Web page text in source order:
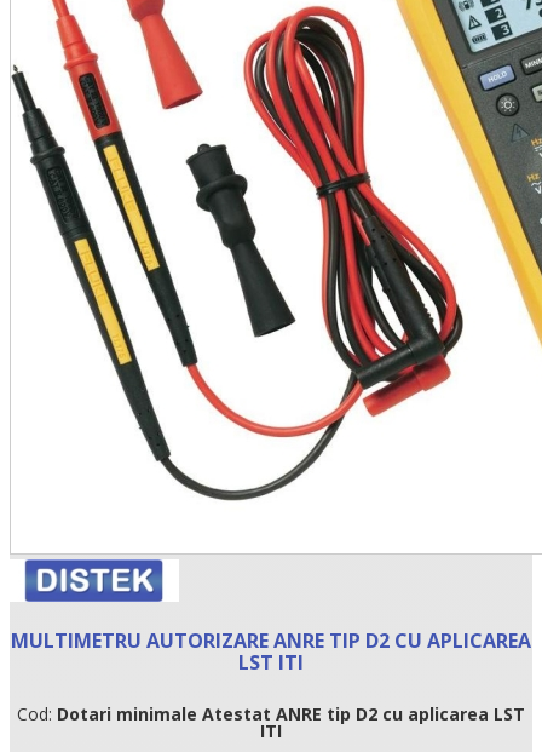
•
•
•
MULTIMETRU AUTORIZARE ANRE TIP D2 CU APLICAREA
LST ITI
Cod: Dotari minimale Atestat ANRE tip D2 cu aplicarea LST
ITI